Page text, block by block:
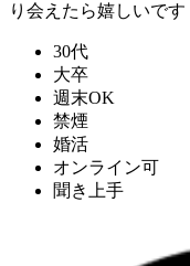
り会えたら嬉しいです
30代
大卒
週末OK
禁煙
婚活
オンライン可
聞き上手